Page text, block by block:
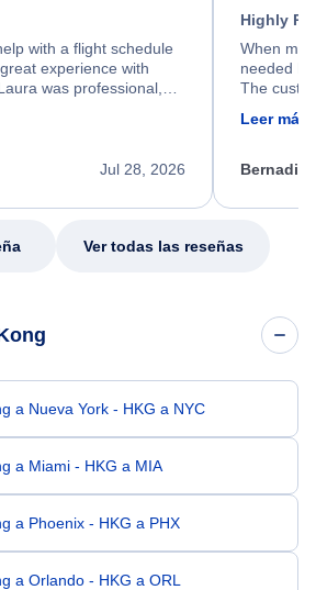
with a flight schedule
experience with
was professional,
found a solution and
service.
Jul 28, 2026
Highly
When my
needed
The
my issue.
Leer más
Ver todas las reseñas
a Nueva York - HKG a NYC
a Miami - HKG a MIA
a Phoenix - HKG a PHX
a Orlando - HKG a ORL